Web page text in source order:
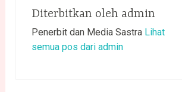
Diterbitkan oleh admin
Penerbit dan Media Sastra Lihat
semua pos dari admin